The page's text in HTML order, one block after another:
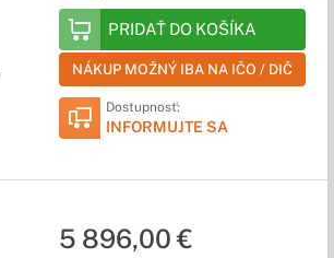
PRIDAŤ DO KOŠÍKA
NÁKUP MOŽNÝ IBA NA IČO / DIČ
Dostupnosť:
INFORMUJTE SA
5 896,00 €